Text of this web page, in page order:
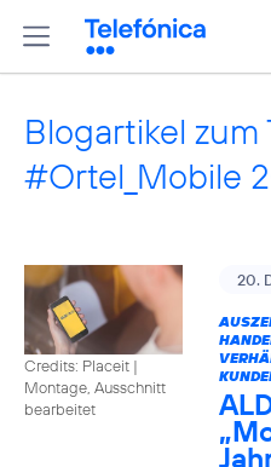
Blogartikel zum
#Ortel_Mobile
Credits: Placeit |
Montage, Ausschnitt
bearbeitet
20.